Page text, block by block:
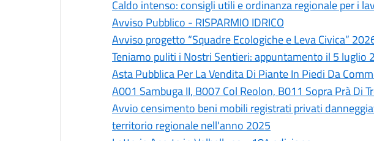
Caldo intenso: consigli utili e ordinanza regionale per i
Avviso Pubblico - RISPARMIO IDRICO
Avviso progetto “Squadre Ecologiche e Leva Civica”
Teniamo puliti i Nostri Sentieri: appuntamento il 5 luglio
Asta Pubblica Per La Vendita Di Piante In Piedi Da
A001 Sambuga II, B007 Col Reolon, B011 Sopra Prà Di
Avvio censimento beni mobili registrati privati
territorio regionale nell'anno 2025